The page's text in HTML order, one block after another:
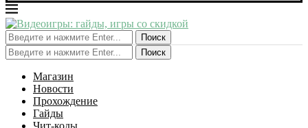
Поиск
Поиск
Магазин
Новости
Прохождение
Гайды
Чит-коды